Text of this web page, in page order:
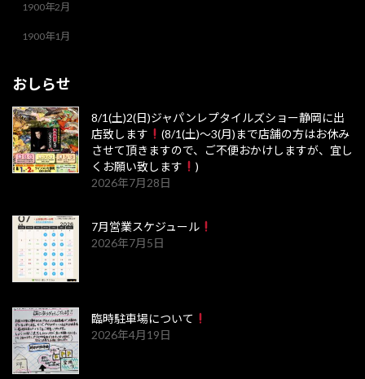
1900年2月
1900年1月
おしらせ
8/1(土)2(日)ジャパンレプタイルズショー静岡に出
店致します
(8/1(土)～3(月)まで店舗の方はお休み
させて頂きますので、ご不便おかけしますが、宜し
くお願い致します
)
2026年7月28日
7月営業スケジュール
2026年7月5日
臨時駐車場について
2026年4月19日